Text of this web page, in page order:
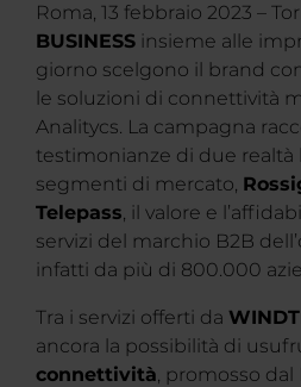
Roma, 13 febbraio 2023 –
BUSINESS insieme alle
giorno scelgono il brand
le soluzioni di connettività
Analitycs. La campagna
testimonianze di due realtà
segmenti di mercato,
Telepass, il valore e
servizi del marchio B2B
infatti da più di 800.000
Tra i servizi offerti da
ancora la possibilità di
connettività, promosso